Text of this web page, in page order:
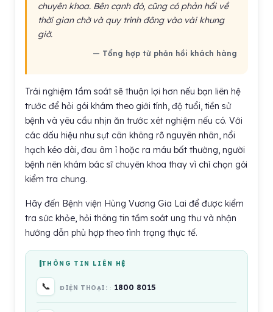
chuyên khoa. Bên cạnh đó, cũng có phản hồi về
thời gian chờ và quy trình đông vào vài khung
giờ.
— Tổng hợp từ phản hồi khách hàng
Trải nghiệm tầm soát sẽ thuận lợi hơn nếu bạn liên hệ
trước để hỏi gói khám theo giới tính, độ tuổi, tiền sử
bệnh và yêu cầu nhịn ăn trước xét nghiệm nếu có. Với
các dấu hiệu như sụt cân không rõ nguyên nhân, nổi
hạch kéo dài, đau âm ỉ hoặc ra máu bất thường, người
bệnh nên khám bác sĩ chuyên khoa thay vì chỉ chọn gói
kiểm tra chung.
Hãy đến Bệnh viện Hùng Vương Gia Lai để được kiểm
tra sức khỏe, hỏi thông tin tầm soát ung thư và nhận
hướng dẫn phù hợp theo tình trạng thực tế.
THÔNG TIN LIÊN HỆ
📞 ĐIỆN THOẠI: 1800 8015